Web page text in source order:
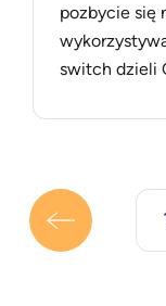
pozbycie się
switch dzieli
tatuażu jest
tatuaży
tatuażu